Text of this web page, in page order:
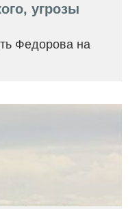
угрозы
Федорова на